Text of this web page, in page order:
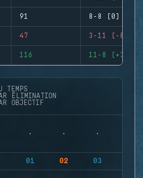
91 8-8 (0)
47 3-11 (-8)
116 11-8 (+3)
TEMPS
ÉLIMINATION
OBJECTIF
01 02 03